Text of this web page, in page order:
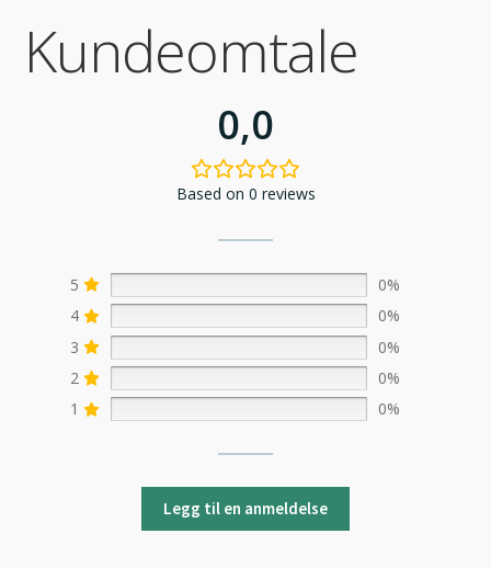
Kundeomtale
0,0
Based on 0 reviews
5
0%
4
0%
3
0%
2
0%
1
0%
Legg til en anmeldelse